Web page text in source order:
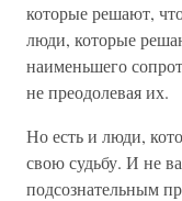
которые решают,
люди, которые
наименьшего
не преодолевая их.
Но есть и люди,
свою судьбу. И не
подсознательным